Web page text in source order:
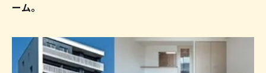
ーム。